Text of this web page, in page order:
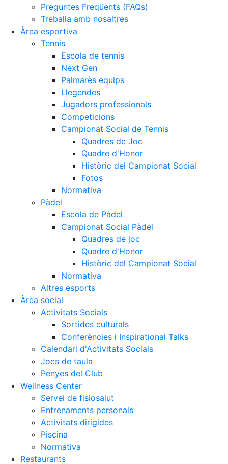
Preguntes Freqüents (FAQs)
Treballa amb nosaltres
Àrea esportiva
Tennis
Escola de tennis
Next Gen
Palmarès equips
Llegendes
Jugadors professionals
Competicions
Campionat Social de Tennis
Quadres de Joc
Quadre d'Honor
Històric del Campionat Social
Fotos
Normativa
Pàdel
Escola de Pàdel
Campionat Social Pàdel
Quadres de joc
Quadre d'Honor
Històric del Campionat Social
Normativa
Altres esports
Àrea social
Activitats Socials
Sortides culturals
Conferències i Inspirational Talks
Calendari d'Activitats Socials
Jocs de taula
Penyes del Club
Wellness Center
Servei de fisiosalut
Entrenaments personals
Activitats dirigides
Piscina
Normativa
Restaurants